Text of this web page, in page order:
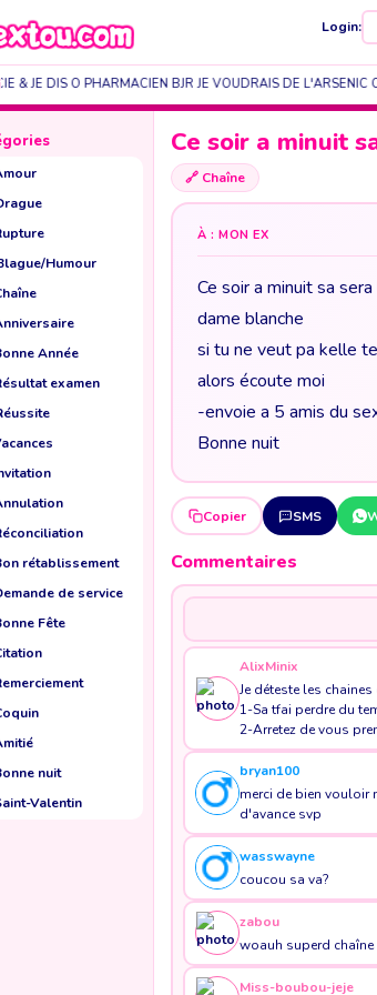
Login:
& JE DIS O PHARMACIEN BJR JE VOUDRAIS DE L'ARSENIC C
Humour
Année
examen
rétablissement
de service
Fête
nuit
Valentin
Ce soir a minuit
🔗 Chaîne
À : MON EX
Ce soir a minuit sa
dame blanche
si tu ne veut pa kelle
alors écoute moi
-envoie a 5 amis du
Bonne nuit
Copier SMS
Commentaires
AlixMinix
Je déteste les
1-Sa tfai perdre du
2-Arretez de vous
bryan100
merci de bien vouloir
d'avance svp
wasswayne
coucou sa va?
zabou
woauh superd chaîne
Miss-boubou-jeje